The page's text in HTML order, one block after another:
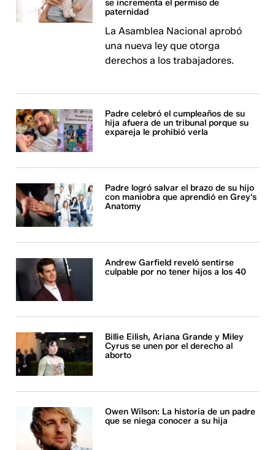
se incrementa el permiso de
paternidad
La Asamblea Nacional aprobó
una nueva ley que otorga
derechos a los trabajadores.
Padre celebró el cumpleaños de su
hija afuera de un tribunal porque su
expareja le prohibió verla
Padre logró salvar el brazo de su hijo
con maniobra que aprendió en Grey's
Anatomy
Andrew Garfield reveló sentirse
culpable por no tener hijos a los 40
Billie Eilish, Ariana Grande y Miley
Cyrus se unen por el derecho al
aborto
Owen Wilson: La historia de un padre
que se niega conocer a su hija